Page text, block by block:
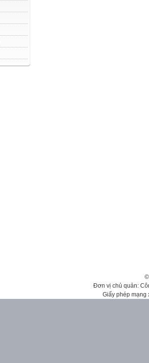
Đơn vị chủ quản:
Giấy phép mạng